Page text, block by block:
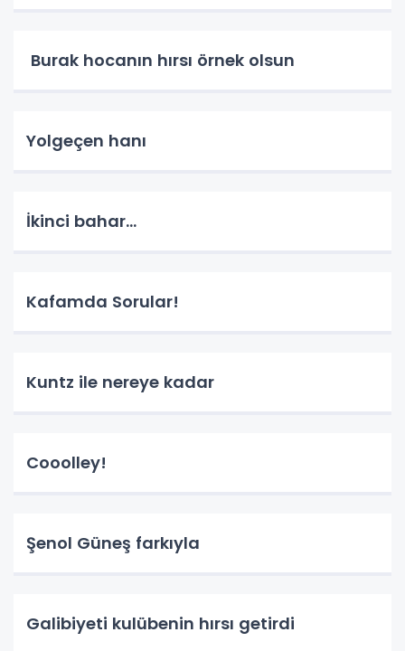
Burak hocanın hırsı örnek olsun
Yolgeçen hanı
İkinci bahar...
Kafamda Sorular!
Kuntz ile nereye kadar
Cooolley!
Şenol Güneş farkıyla
Galibiyeti kulübenin hırsı getirdi